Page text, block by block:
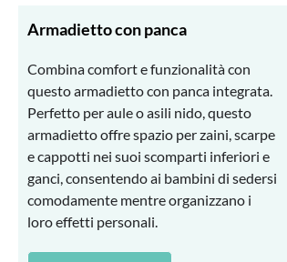
Armadietto con panca
Combina comfort e funzionalità con
questo armadietto con panca integrata.
Perfetto per aule o asili nido, questo
armadietto offre spazio per zaini, scarpe
e cappotti nei suoi scomparti inferiori e
ganci, consentendo ai bambini di sedersi
comodamente mentre organizzano i
loro effetti personali.